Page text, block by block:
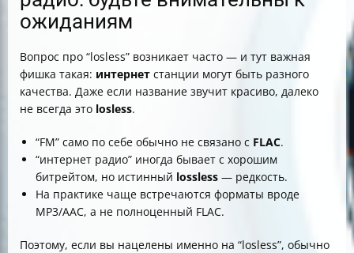
ожиданиям
Вопрос про “losless” возникает часто — и тут важная
фишка такая: интернет станции могут быть разного
качества. Даже если название звучит красиво, далеко
не всегда это losless.
“FM” само по себе обычно не связано с FLAC.
“интернет радио” иногда бывает с хорошим
битрейтом, но истинный lossless — редкость.
На практике чаще встречаются форматы вроде
MP3/AAC, а не полноценный FLAC.
Поэтому, если вы нацелены именно на “losless”, обычно